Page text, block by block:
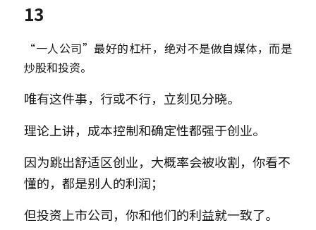
13
“一人公司”最好的杠杆，绝对不是做自媒体，而是
炒股和投资。
唯有这件事，行或不行，立刻见分晓。
理论上讲，成本控制和确定性都强于创业。
因为跳出舒适区创业，大概率会被收割，你看不
懂的，都是别人的利润；
但投资上市公司，你和他们的利益就一致了。